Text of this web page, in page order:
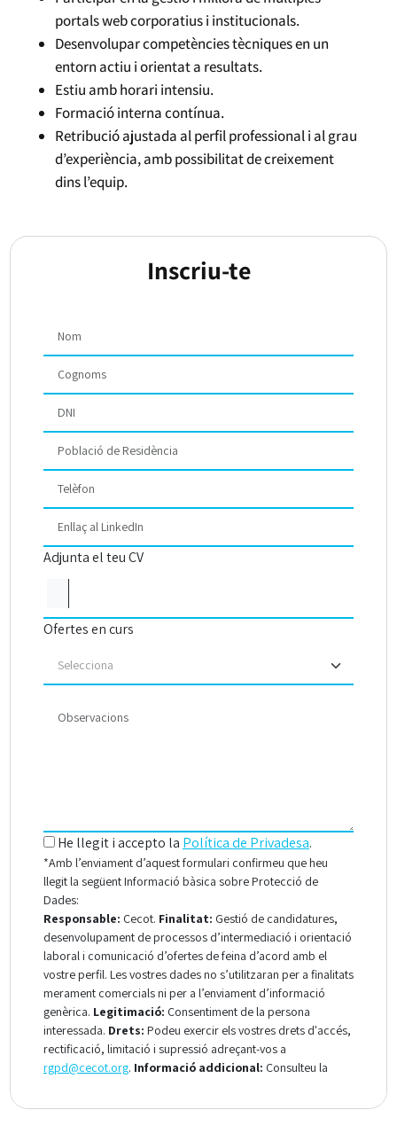
portals web corporatius i institucionals.
Desenvolupar competències tècniques en un
entorn actiu i orientat a resultats.
Estiu amb horari intensiu.
Formació interna contínua.
Retribució ajustada al perfil professional i al grau
d’experiència, amb possibilitat de creixement
dins l’equip.
Inscriu-te